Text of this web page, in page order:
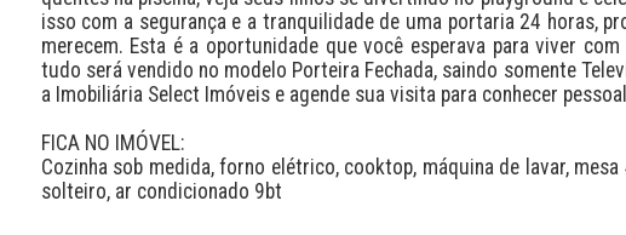
isso com a segurança e a tranquilidade de uma portaria 24 horas,
merecem. Esta é a oportunidade que você esperava para viver
tudo será vendido no modelo Porteira Fechada, saindo somente
a Imobiliária Select Imóveis e agende sua visita para conhecer
FICA NO IMÓVEL:
Cozinha sob medida, forno elétrico, cooktop, máquina de lavar,
solteiro, ar condicionado 9bt